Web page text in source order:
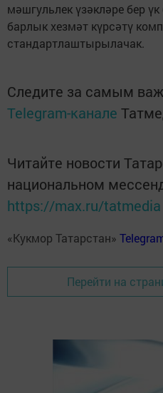
мәшгульлек үзәкләре бер
барлык хезмәт күрсәтү
стандартлаштырылачак.
Следите за самым
Telegram-канале
Читайте новости
национальном
https://max.ru/tatmedia
«Кукмор Татарстан»
Перейти на